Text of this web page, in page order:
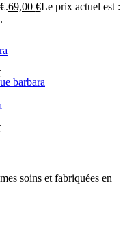
69,00 €Le prix actuel est :
soins et fabriquées en